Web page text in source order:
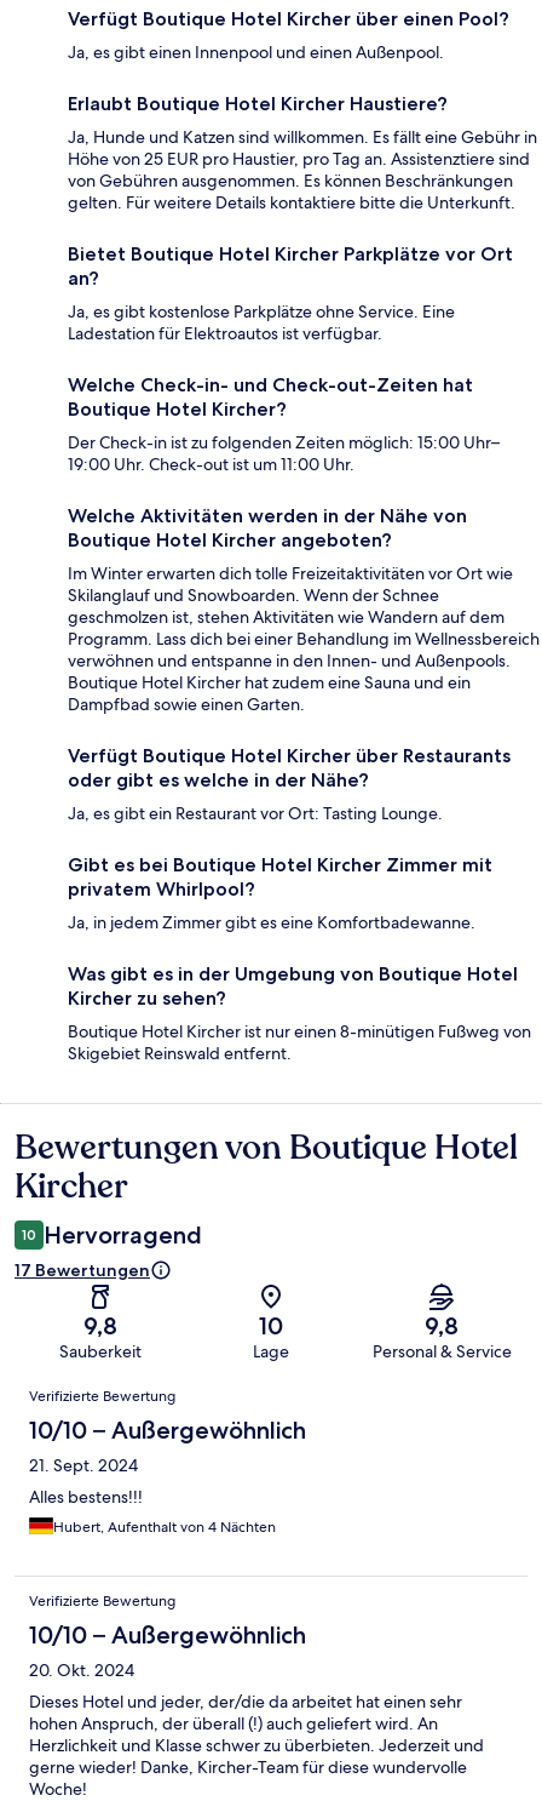
Verfügt Boutique Hotel Kircher über einen Pool?
Ja, es gibt einen Innenpool und einen Außenpool.
Erlaubt Boutique Hotel Kircher Haustiere?
Ja, Hunde und Katzen sind willkommen. Es fällt eine Gebühr in
Höhe von 25 EUR pro Haustier, pro Tag an. Assistenztiere sind
von Gebühren ausgenommen. Es können Beschränkungen
gelten. Für weitere Details kontaktiere bitte die Unterkunft.
Bietet Boutique Hotel Kircher Parkplätze vor Ort
an?
Ja, es gibt kostenlose Parkplätze ohne Service. Eine
Ladestation für Elektroautos ist verfügbar.
Welche Check-in- und Check-out-Zeiten hat
Boutique Hotel Kircher?
Der Check-in ist zu folgenden Zeiten möglich: 15:00 Uhr–
19:00 Uhr. Check-out ist um 11:00 Uhr.
Welche Aktivitäten werden in der Nähe von
Boutique Hotel Kircher angeboten?
Im Winter erwarten dich tolle Freizeitaktivitäten vor Ort wie
Skilanglauf und Snowboarden. Wenn der Schnee
geschmolzen ist, stehen Aktivitäten wie Wandern auf dem
Programm. Lass dich bei einer Behandlung im Wellnessbereich
verwöhnen und entspanne in den Innen- und Außenpools.
Boutique Hotel Kircher hat zudem eine Sauna und ein
Dampfbad sowie einen Garten.
Verfügt Boutique Hotel Kircher über Restaurants
oder gibt es welche in der Nähe?
Ja, es gibt ein Restaurant vor Ort: Tasting Lounge.
Gibt es bei Boutique Hotel Kircher Zimmer mit
privatem Whirlpool?
Ja, in jedem Zimmer gibt es eine Komfortbadewanne.
Was gibt es in der Umgebung von Boutique Hotel
Kircher zu sehen?
Boutique Hotel Kircher ist nur einen 8-minütigen Fußweg von
Skigebiet Reinswald entfernt.
Bewertungen
Bewertungen von Boutique Hotel
Kircher
10 Hervorragend
17 Bewertungen
9,8
Sauberkeit
10
Lage
9,8
Personal & Service
Bewertungen
Verifizierte Bewertung
10/10 – Außergewöhnlich
21. Sept. 2024
Alles bestens!!!
Hubert, Aufenthalt von 4 Nächten
Verifizierte Bewertung
10/10 – Außergewöhnlich
20. Okt. 2024
Dieses Hotel und jeder, der/die da arbeitet hat einen sehr
hohen Anspruch, der überall (!) auch geliefert wird. An
Herzlichkeit und Klasse schwer zu überbieten. Jederzeit und
gerne wieder! Danke, Kircher-Team für diese wundervolle
Woche!